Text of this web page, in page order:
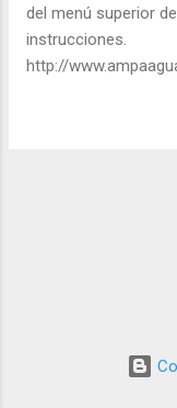
del menú superior
instrucciones.
http://
de la cuota sea